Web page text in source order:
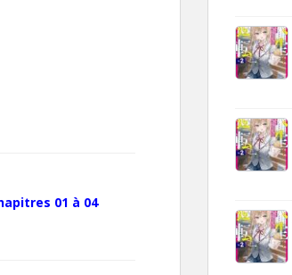
01 à 04